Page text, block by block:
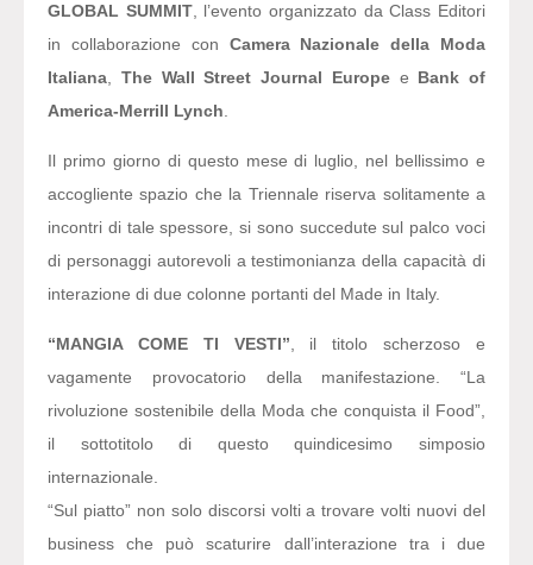
GLOBAL SUMMIT, l’evento organizzato da Class Editori
in collaborazione con Camera Nazionale della Moda
Italiana
The Wall Street Journal Europee Bank of
America-Merrill Lynch
Il primo giorno di questo mese di luglio, nel bellissimo e
accogliente spazio che la Triennale riserva solitamente a
incontri di tale spessore, si sono succedute sul palco voci
di personaggi autorevoli a testimonianza della capacità di
interazione di due colonne portanti del Made in Italy.
“MANGIA COME TI VESTI” , il titolo scherzoso e
vagamente provocatorio della manifestazione. “La
rivoluzione sostenibile della Moda che conquista il Food”,
il sottotitolo di questo quindicesimo simposio
internazionale.
“Sul piatto” non solo discorsi volti a trovare volti nuovi del
business che può scaturire dall’interazione tra i due